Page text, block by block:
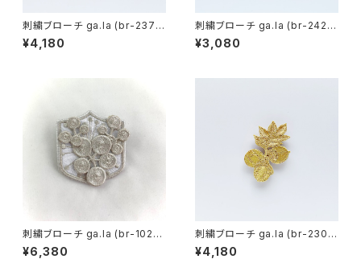
刺繍ブローチ ga.la (br-237）1
色
¥4,180
刺繍ブローチ ga.la (br-242）1
色
¥3,080
刺繍ブローチ ga.la (br-102）1
色
¥6,380
刺繍ブローチ ga.la (br-230）1
色
¥4,180